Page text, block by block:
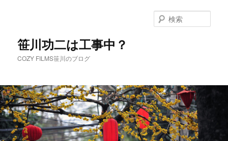
へ
移
動
移
動
笹川功二は工事中？
COZY FILMS笹川のブログ
索